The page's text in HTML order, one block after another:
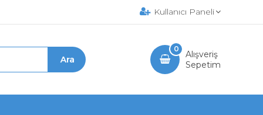
Kullanıcı Paneli
Alışveriş
Sepetim
0